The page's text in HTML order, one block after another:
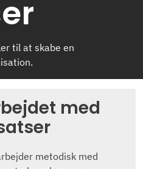
til at skabe en
med
metodisk med